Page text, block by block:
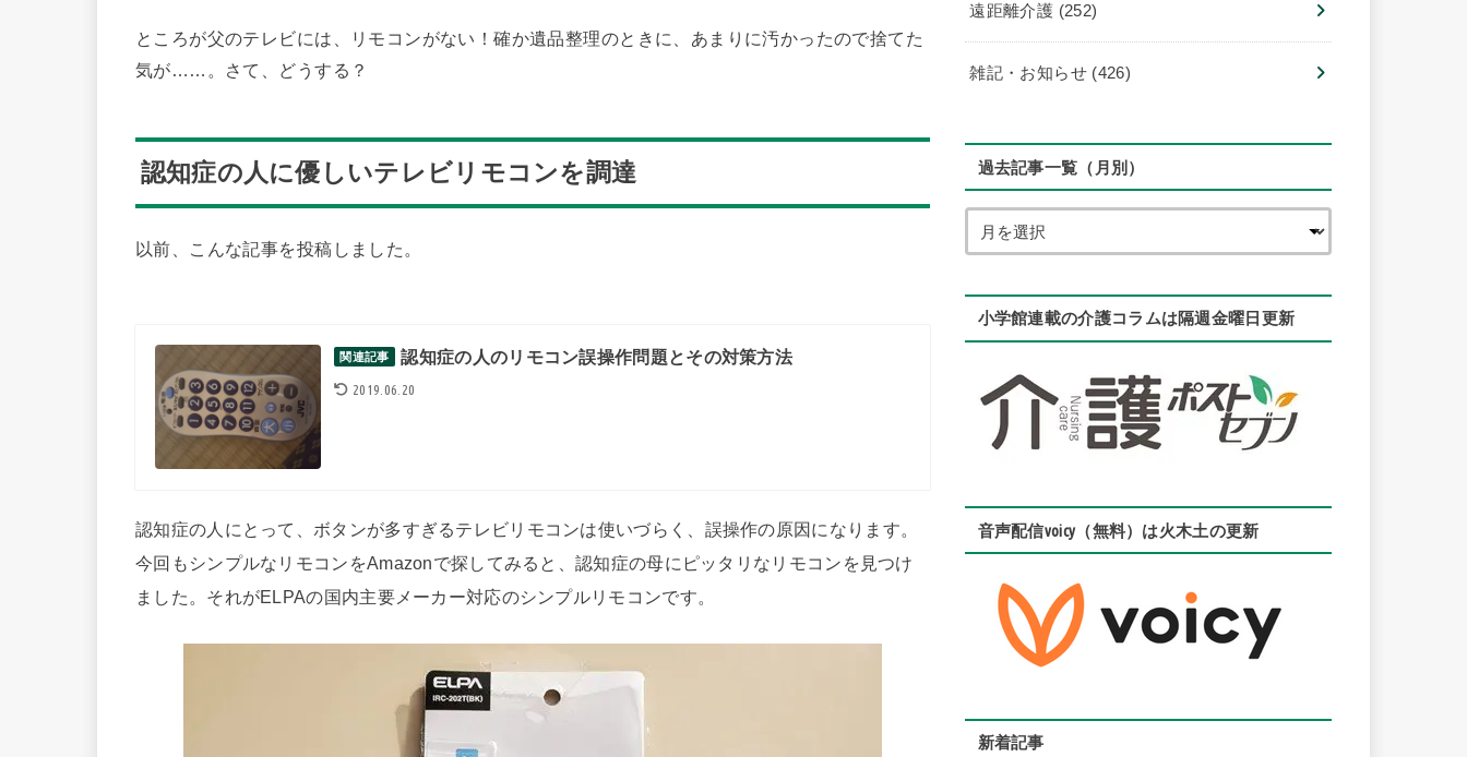
ところが父のテレビには、リモコンがない！確か遺品整理のときに、あまりに汚かったので捨てた
気が……。さて、どうする？
認知症の人に優しいテレビリモコンを調達
以前、こんな記事を投稿しました。
関連記事 認知症の人のリモコン誤操作問題とその対策方法
2019.06.20
認知症の人にとって、ボタンが多すぎるテレビリモコンは使いづらく、誤操作の原因になります。
今回もシンプルなリモコンをAmazonで探してみると、認知症の母にピッタリなリモコンを見つけ
ました。それがELPAの国内主要メーカー対応のシンプルリモコンです。
遠距離介護 (252)
雑記・お知らせ (426)
過去記事一覧（月別）
小学館連載の介護コラムは隔週金曜日更新
音声配信voicy（無料）は火木土の更新
新着記事